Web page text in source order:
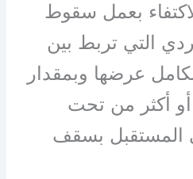
بعمل سقوط
التي تربط بين
عرضها وبمقدار
أو أكثر من تحت
بسقف